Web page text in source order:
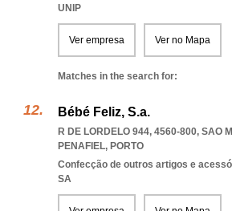
UNIP
Ver empresa Ver no Mapa
Matches in the search for:
Bébé Feliz, S.a.
R DE LORDELO 944, 4560-800, SAO
PENAFIEL, PORTO
Confecção de outros artigos e
SA